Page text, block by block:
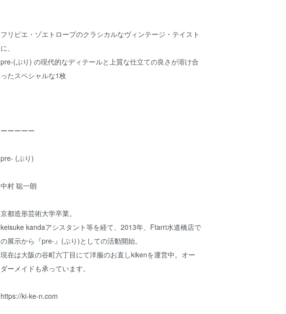
フリピエ・ゾエトロープのクラシカルなヴィンテージ・テイスト
に、
pre-(ぷり) の現代的なディテールと上質な仕立ての良さが溶け合
ったスペシャルな1枚
ーーーーー
pre- (ぷり)
中村 聡一朗
京都造形芸術大学卒業。
keisuke kandaアシスタント等を経て、2013年、Ftarri水道橋店で
の展示から『pre-』(ぷり)としての活動開始。
現在は大阪の谷町六丁目にて洋服のお直しkikenを運営中。オー
ダーメイドも承っています。
https://ki-ke-n.com